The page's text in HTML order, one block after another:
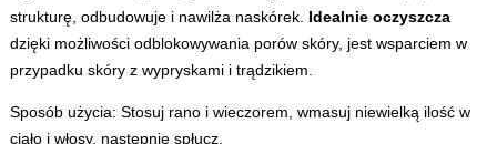
strukturę, odbudowuje i nawilża naskórek. Idealnie oczyszcza
dzięki możliwości odblokowywania porów skóry, jest wsparciem w
przypadku skóry z wypryskami i trądzikiem.
Sposób użycia: Stosuj rano i wieczorem, wmasuj niewielką ilość w
ciało i włosy, następnie spłucz.